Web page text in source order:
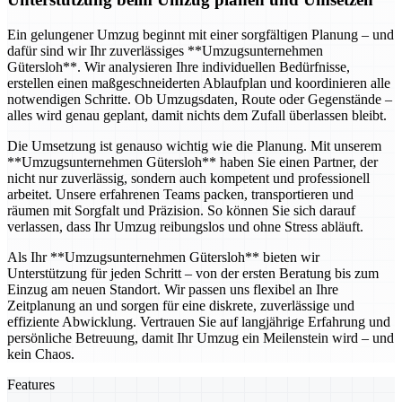
Ein gelungener Umzug beginnt mit einer sorgfältigen Planung – und
dafür sind wir Ihr zuverlässiges **Umzugsunternehmen
Gütersloh**. Wir analysieren Ihre individuellen Bedürfnisse,
erstellen einen maßgeschneiderten Ablaufplan und koordinieren alle
notwendigen Schritte. Ob Umzugsdaten, Route oder Gegenstände –
alles wird genau geplant, damit nichts dem Zufall überlassen bleibt.
Die Umsetzung ist genauso wichtig wie die Planung. Mit unserem
**Umzugsunternehmen Gütersloh** haben Sie einen Partner, der
nicht nur zuverlässig, sondern auch kompetent und professionell
arbeitet. Unsere erfahrenen Teams packen, transportieren und
räumen mit Sorgfalt und Präzision. So können Sie sich darauf
verlassen, dass Ihr Umzug reibungslos und ohne Stress abläuft.
Als Ihr **Umzugsunternehmen Gütersloh** bieten wir
Unterstützung für jeden Schritt – von der ersten Beratung bis zum
Einzug am neuen Standort. Wir passen uns flexibel an Ihre
Zeitplanung an und sorgen für eine diskrete, zuverlässige und
effiziente Abwicklung. Vertrauen Sie auf langjährige Erfahrung und
persönliche Betreuung, damit Ihr Umzug ein Meilenstein wird – und
kein Chaos.
Features